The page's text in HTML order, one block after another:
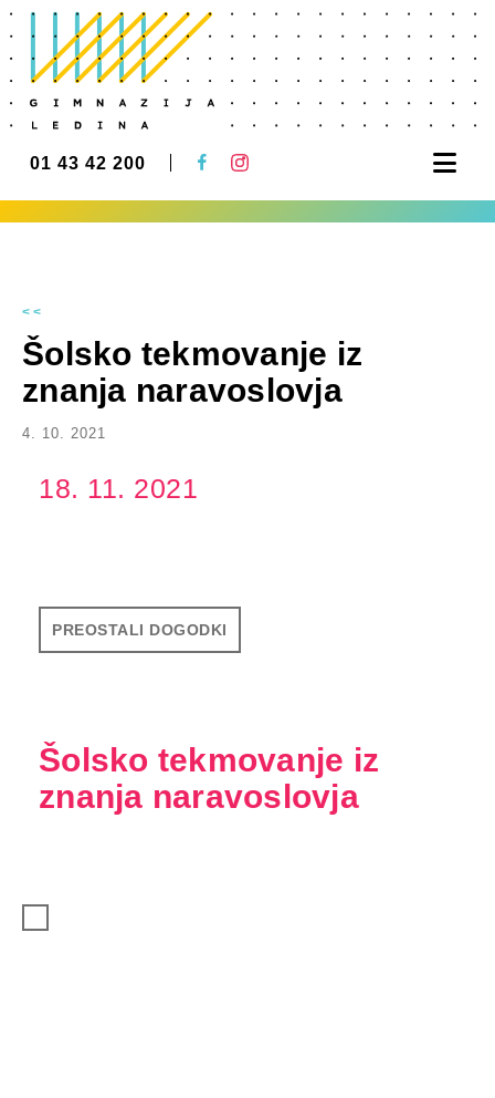
01 43 42 200
<<
Šolsko tekmovanje iz
znanja naravoslovja
4. 10. 2021
Šolsko tekmovanje iz
znanja naravoslovja
18. 11. 2021
PREOSTALI DOGODKI